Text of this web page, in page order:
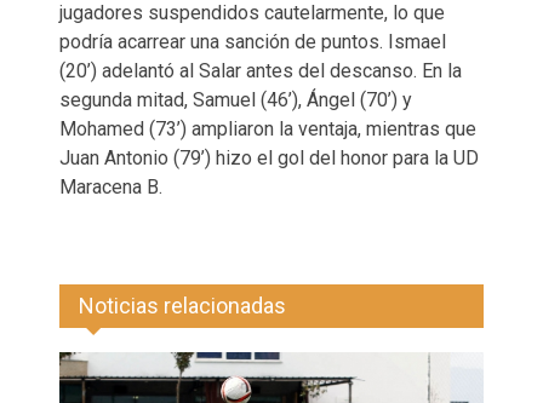
jugadores suspendidos cautelarmente, lo que
podría acarrear una sanción de puntos. Ismael
(20’) adelantó al Salar antes del descanso. En la
segunda mitad, Samuel (46’), Ángel (70’) y
Mohamed (73’) ampliaron la ventaja, mientras que
Juan Antonio (79’) hizo el gol del honor para la UD
Maracena B.
Noticias relacionadas